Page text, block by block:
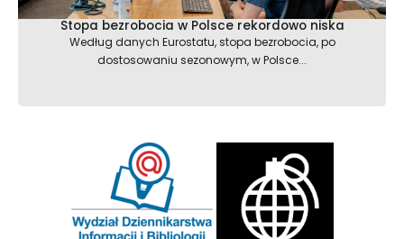
Stopa bezrobocia w Polsce rekordowo niska
Według danych Eurostatu, stopa bezrobocia, po
dostosowaniu sezonowym, w Polsce...